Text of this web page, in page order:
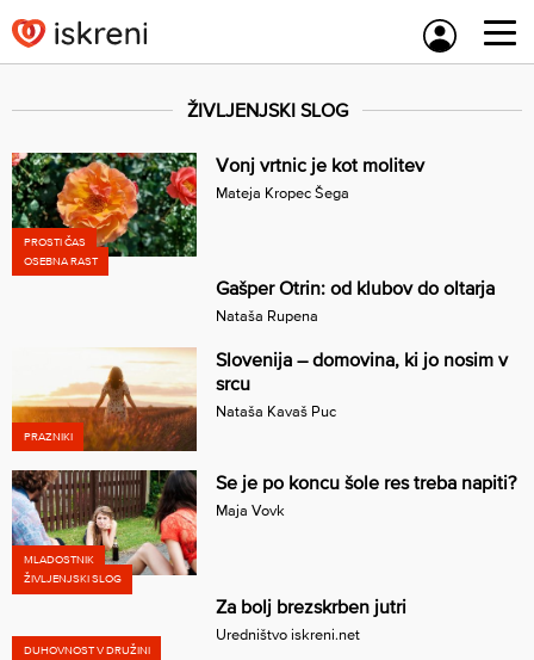
to
content
ŽIVLJENJSKI SLOG
PROSTI ČAS
Vonj vrtnic je kot molitev
Mateja Kropec Šega
OSEBNA RAST
Gašper Otrin: od klubov do oltarja
Nataša Rupena
PRAZNIKI
Slovenija – domovina, ki jo nosim v
srcu
Nataša Kavaš Puc
MLADOSTNIK
Se je po koncu šole res treba napiti?
Maja Vovk
ŽIVLJENJSKI SLOG
Za bolj brezskrben jutri
Uredništvo iskreni.net
DUHOVNOST V DRUŽINI